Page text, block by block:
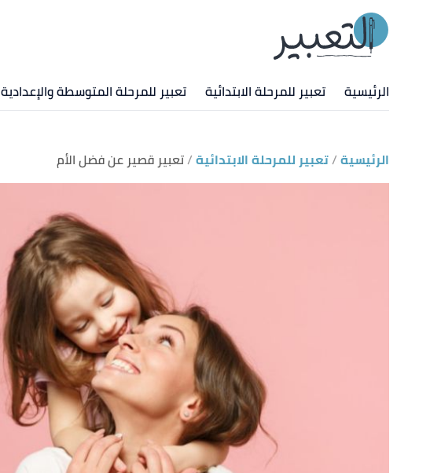
الرئيسية تعبير للمرحلة الابتدائية تعبير للمرحلة المتوسطة والإعدادية
الرئيسية تعبير للمرحلة الابتدائية تعبير قصير عن فضل الأم